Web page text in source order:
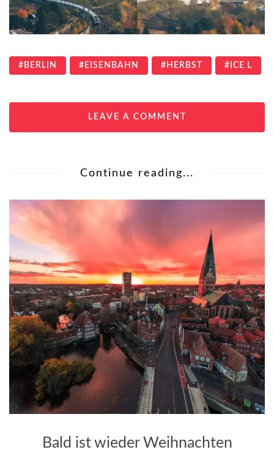
BERLIN EISENBAHN HERBST ICE L
LEAVE A COMMENT
Continue reading...
Bald ist wieder Weihnachten